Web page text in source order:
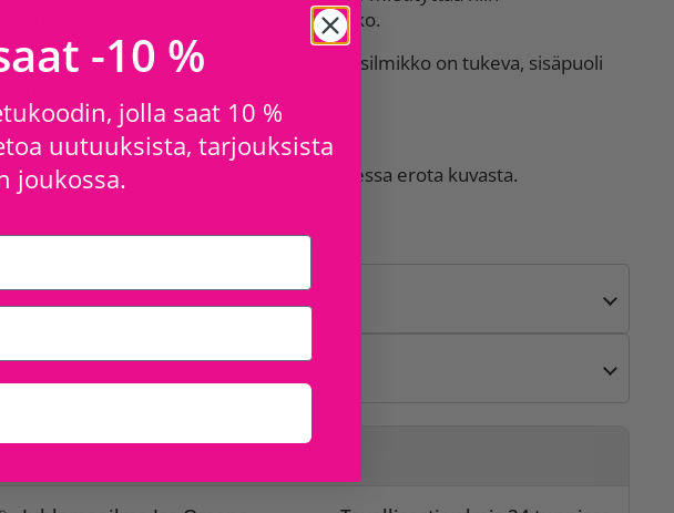
kannattaa valita suurempi koko.
on korvat ja hatun kuva. Kankainen silmikko on tukeva, sisäpuoli
,että asu voi hieman todellisuudessa erota kuvasta.
-10 %
jolla saat 10 %
uutuuksista, tarjouksista
joukossa.